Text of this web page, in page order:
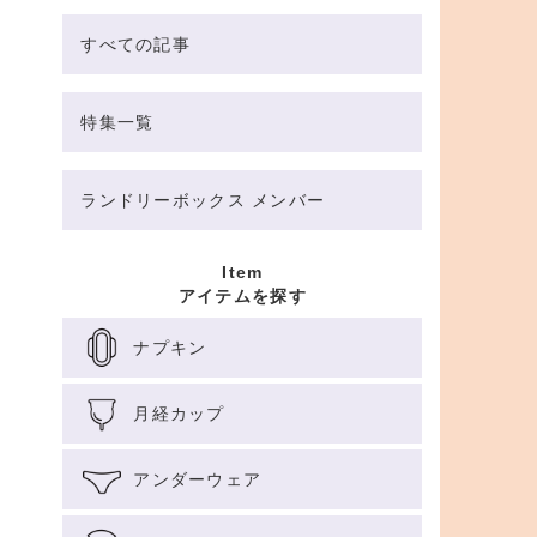
すべての記事
特集一覧
ランドリーボックス メンバー
Item
アイテムを探す
ナプキン
月経カップ
アンダーウェア